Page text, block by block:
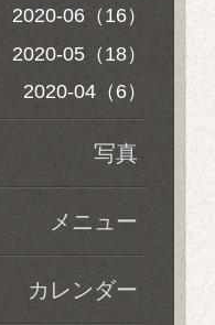
2020-06（16）
2020-05（18）
2020-04（6）
写真
メニュー
カレンダー